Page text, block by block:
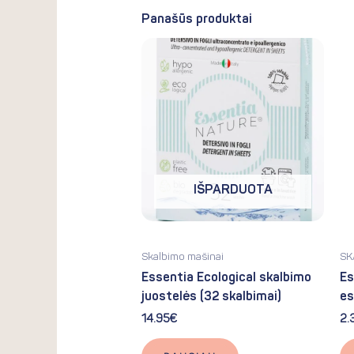
Panašūs produktai
IŠPARDUOTA
Skalbimo mašinai
Essentia Ecological skalbimo
juostelės (32 skalbimai)
14.95€